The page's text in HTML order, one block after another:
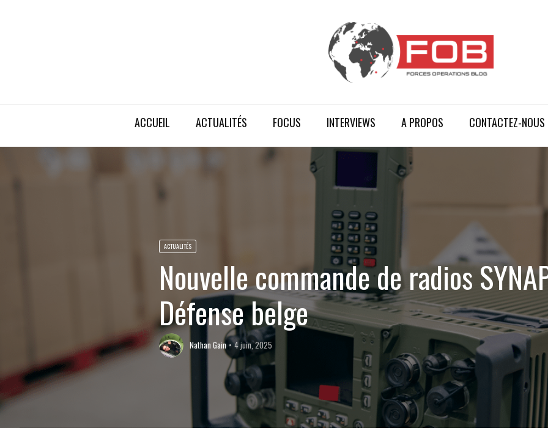
ACCUEIL ACTUALITÉS FOCUS INTERVIEWS A PROPOS CONTACTEZ-NOUS
ACTUALITÉS
Nouvelle commande de radios
Défense belge
Nathan Gain 4 juin, 2025